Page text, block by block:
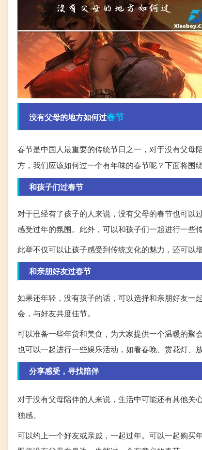
没有父母的地方如何过春节
春节是中国人最重要的传统节日之一，对于没有父母
方，我们应该如何过一个有年味的春节呢？下面将围
和孩子们过春节
对于已经有了孩子的人来说，没有父母的春节也可以
感受过年的氛围。此外，可以和孩子们一起进行一些
此举不仅可以让孩子感受到传统文化的魅力，还可以
和亲朋好友过春节
如果还年轻，没有孩子的话，可以选择和亲朋好友一
会，与好友共度佳节。
可以准备一些年货和美食，为大家提供一个温暖的聚
也可以一起进行一些娱乐活动，如看春晚、赏花灯、
分享感受，寻找陪伴
对于没有父母陪伴的人来说，生活中可能还有其他关
独感。
可以约上一个好友或亲戚，一起过年。可以一起购买